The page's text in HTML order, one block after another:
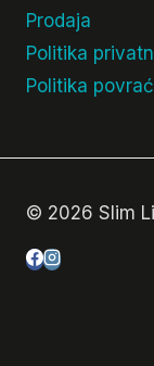
Prodaja
Politika
Politika
© 2026 Slim